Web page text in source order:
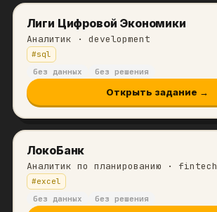
Лиги Цифровой Экономики
Аналитик · development
#sql
без данных
без решения
Открыть задание →
ЛокоБанк
Аналитик по планированию · fintech
#excel
без данных
без решения